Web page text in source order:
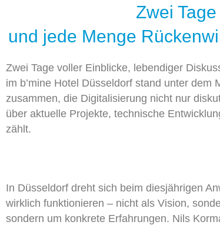
Zwei
und jede Menge
Zwei Tage voller Einblicke, lebendiger
im b’mine Hotel Düsseldorf stand unter dem
zusammen, die Digitalisierung nicht nur
über aktuelle Projekte, technische
zählt.
In Düsseldorf dreht sich beim diesjährigen
wirklich funktionieren – nicht als Vision,
sondern um konkrete Erfahrungen. Nils